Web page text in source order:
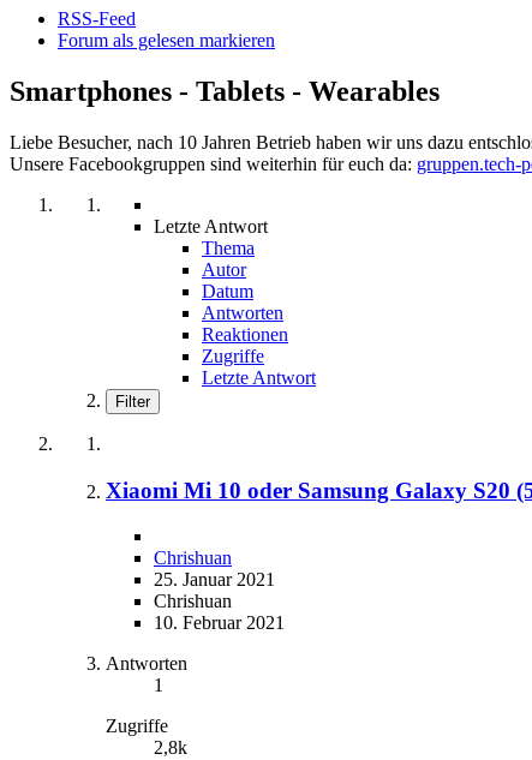
RSS-Feed
Forum als gelesen markieren
Smartphones - Tablets - Wearables
Liebe Besucher, nach 10 Jahren Betrieb haben wir uns dazu
Unsere Facebookgruppen sind weiterhin für euch da: gruppen.tech-
Letzte Antwort
Thema
Autor
Datum
Antworten
Reaktionen
Zugriffe
Letzte Antwort
Filter
Xiaomi Mi 10 oder Samsung Galaxy S20
Chrishuan
25. Januar 2021
Chrishuan
10. Februar 2021
Antworten
1
Zugriffe
2,8k